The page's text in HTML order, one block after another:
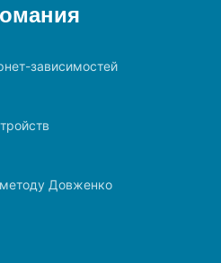
зависимостей
Довженко